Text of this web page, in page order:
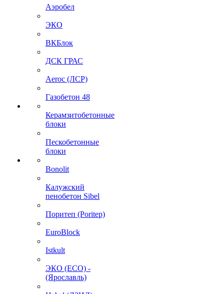
Аэробел
ЭКО
ВКБлок
ДСК ГРАС
Aeroc (ЛСР)
Газобетон 48
Керамзитобетонные
блоки
Пескобетонные
блоки
Bonolit
Калужский
пенобетон Sibel
Поритеп (Poritep)
EuroBlock
Istkult
ЭКО (ECO) -
(Ярославль)